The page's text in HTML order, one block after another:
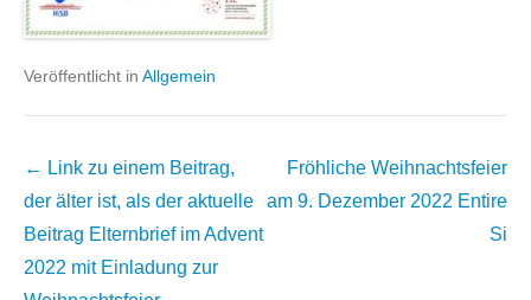
Veröffentlicht in Allgemein
Beitrags
Übersicht
← Link zu einem Beitrag,
der älter ist, als der aktuelle
Beitrag Elternbrief im Advent
2022 mit Einladung zur
Fröhliche Weihnachtsfeier
am 9. Dezember 2022 Entire
Si